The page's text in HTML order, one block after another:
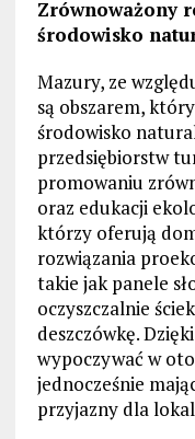
Zrównoważony
środowisko
Mazury, ze
są obszarem,
środowisko
przedsiębiorstw
promowaniu
oraz edukacji
którzy oferują
rozwiązania
takie jak panele
oczyszczalnie
deszczówkę.
wypoczywać w
jednocześnie
przyjazny dla